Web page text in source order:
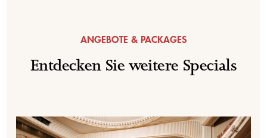
ANGEBOTE & PACKAGES
Entdecken Sie weitere Specials